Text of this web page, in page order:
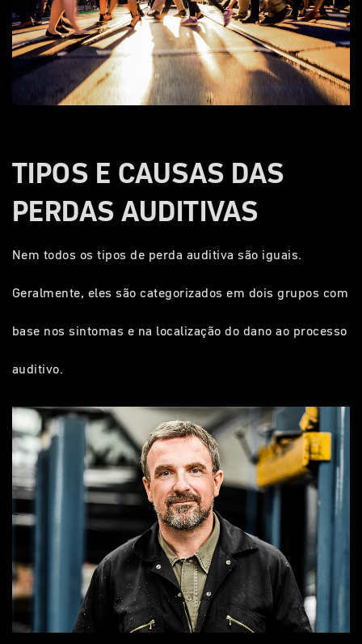
TIPOS E CAUSAS DAS
PERDAS AUDITIVAS
Nem todos os tipos de perda auditiva são iguais.
Geralmente, eles são categorizados em dois grupos com
base nos sintomas e na localização do dano ao processo
auditivo.